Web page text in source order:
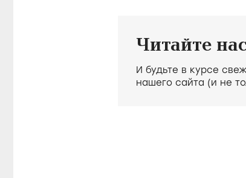
Читайте
И будьте в курсе
нашего сайта (и не